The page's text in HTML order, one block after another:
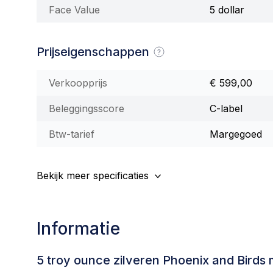
Face Value 5 dollar
Prijseigenschappen
Verkoopprijs € 599,00
Beleggingsscore C-label
Btw-tarief Margegoed
Bekijk meer specificaties
Informatie
5 troy ounce zilveren Phoenix and Birds